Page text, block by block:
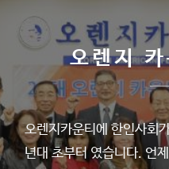
오렌지
오렌지카운티에 한인사회
년대 초부터 였습니다. 언